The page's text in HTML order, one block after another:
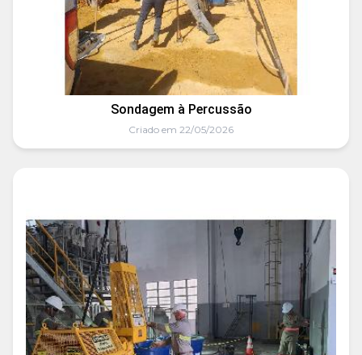
Sondagem à Percussão
Criado em 22/05/2026